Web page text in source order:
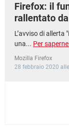
Firefox: il
rallentato
L’avviso di
una... Per
Mozilla Firefox
28 febbraio 2020